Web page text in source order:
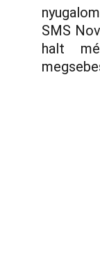
SMS
halt